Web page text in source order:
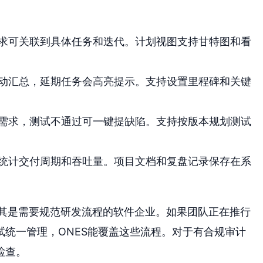
可关联到具体任务和迭代。计划视图支持甘特图和看
汇总，延期任务会高亮提示。支持设置里程碑和关键
求，测试不通过可一键提缺陷。支持按版本规划测试
计交付周期和吞吐量。项目文档和复盘记录保存在系
是需要规范研发流程的软件企业。如果团队正在推行
一管理，ONES能覆盖这些流程。对于有合规审计
。